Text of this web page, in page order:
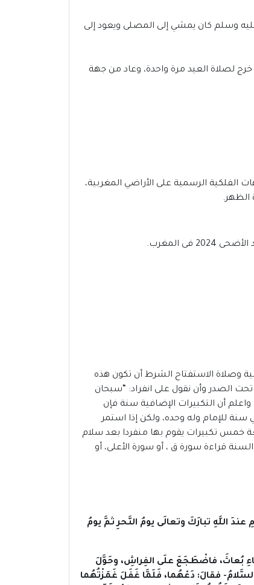
وسلم كان يمشي إلى المصلى ويعود إلى
لصلاة العيد مرة واحدة، وعاد من جهة
صفرو مع دقات الساعة 5:05 حتى 5:34 صباحاً، وقد أكدت الجهات الفلكية الرسمية على الأراضي المغربية،
وصلاة الاستفتاح الشرط أن تكون هذه
الصدر وأن نقول على انفراد: “سبحان
واعلم أن التكبيرات الإضافية سنة فإن
للإمام وله وحده، ولكن إذا استمر
خمس تكبيرات يقوم بها منفردا بعد سلام
قراءة سورة ق ، أو سورة الأعلى، أو
عندَ اللَّهِ تبارَكَ وتعالَى يومُ النَّحرِ ثمَّ يومُ
بُعاثَ، فاضْطَجَعَ علَى الفِراشِ، وحَوَّلَ
فقالَ: دَعْهُما، فَلَمَّا غَفَلَ غَمَزْتُهُما